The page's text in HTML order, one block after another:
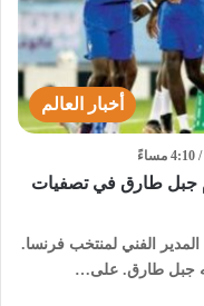
أخبار العالم
جبل طارق في تصفيات
الفني لمنتخب فرنسا.
جبل طارق. على…